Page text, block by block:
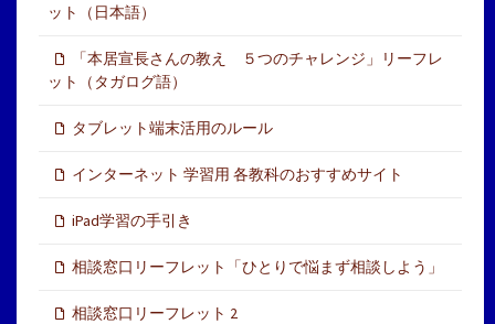
ット（日本語）
「本居宣長さんの教え ５つのチャレンジ」リーフレ
ット（タガログ語）
タブレット端末活用のルール
インターネット 学習用 各教科のおすすめサイト
iPad学習の手引き
相談窓口リーフレット「ひとりで悩まず相談しよう」
相談窓口リーフレット 2